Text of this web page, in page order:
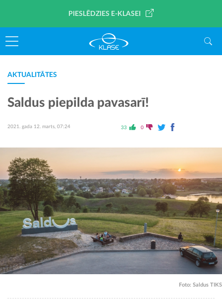
PIESLĒDZIES E-KLASEI
AKTUALITĀTES
Saldus piepilda pavasarī!
2021. gada 12. marts, 07:24 33 0
Foto: Saldus TIKS